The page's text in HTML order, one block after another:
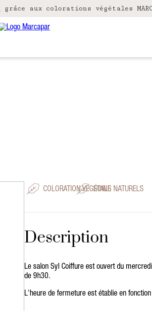
grâce aux colorations végétales
COLORATION VÉGÉTALESOINS NATURELS
Description
Le salon Syl Coiffure est ouvert du
de 9h30.
L'heure de fermeture est établie en